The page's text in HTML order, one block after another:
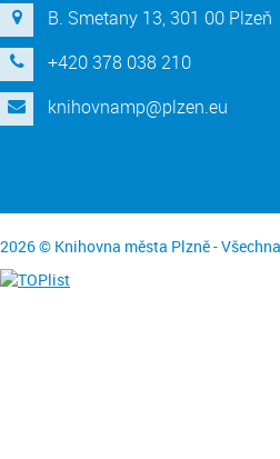
B. Smetany 13, 301 00 Plzeň
+420 378 038 210
knihovnamp@plzen.eu
2026 © Knihovna města Plzně -